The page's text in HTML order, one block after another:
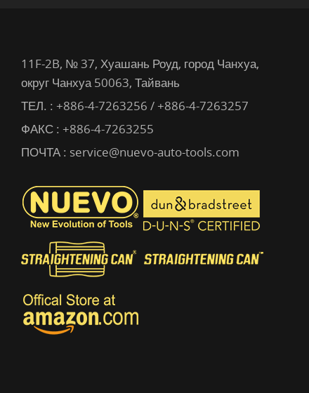
11F-2B, № 37, Хуашань Роуд, город Чанхуа,
округ Чанхуа 50063, Тайвань
ТЕЛ. : +886-4-7263256 / +886-4-7263257
ФАКС : +886-4-7263255
ПОЧТА : service@nuevo-auto-tools.com